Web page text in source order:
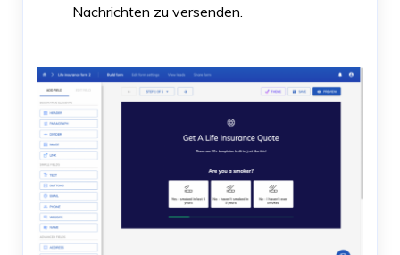
Nachrichten zu versenden.